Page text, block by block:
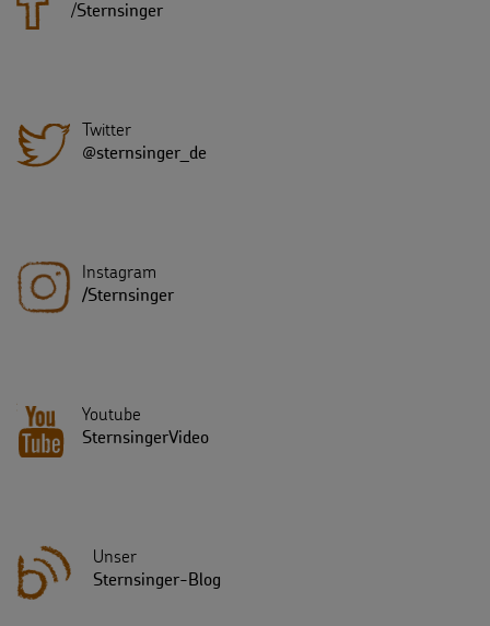
/Sternsinger
Twitter
@sternsinger_de
Instagram
/Sternsinger
Youtube
SternsingerVideo
Unser
Sternsinger-Blog